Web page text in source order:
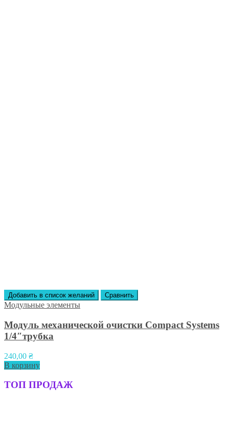
Добавить в список желаний Сравнить
Модульные элементы
Модуль механической очистки Compact Systems
1/4″трубка
240,00 ₴
В корзину
ТОП ПРОДАЖ